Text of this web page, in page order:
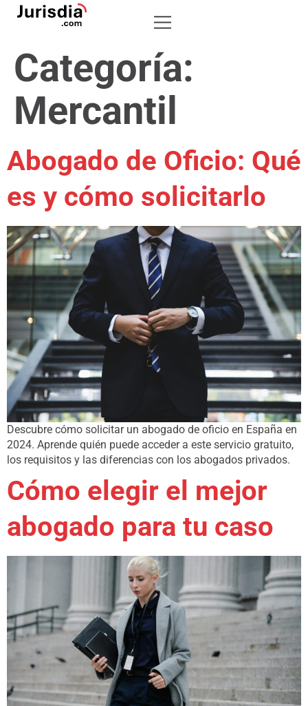
Categoría:
Mercantil
Abogado de Oficio: Qué
es y cómo solicitarlo
Descubre cómo solicitar un abogado de oficio en España en
2024. Aprende quién puede acceder a este servicio gratuito,
los requisitos y las diferencias con los abogados privados.
Cómo elegir el mejor
abogado para tu caso